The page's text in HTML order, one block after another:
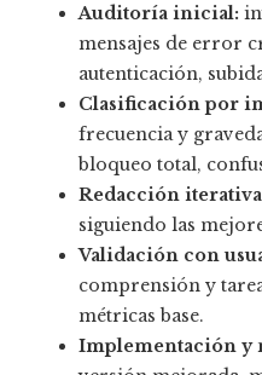
Auditoría inicial:
mensajes de error
autenticación,
Clasificación por
frecuencia y
bloqueo total,
Redacción
siguiendo las
Validación con
comprensión y
métricas base.
Implementación y